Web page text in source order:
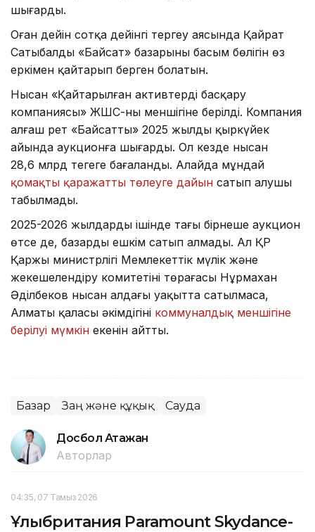
шығарды.
Оған дейін сотқа дейінгі тергеу аясында Қайрат
Сатыбалды «Байсат» базарының басым бөлігін өз
еркімен қайтарып берген болатын.
Нысан «Қайтарылған активтерді басқару
компаниясы» ЖШС-ның меншігіне берілді. Компания
алғаш рет «Байсатты» 2025 жылдың қыркүйек
айында аукционға шығарды. Ол кезде нысан
28,6 млрд теңгеге бағаланды. Алайда мұндай
қомақты қаражатты төлеуге дайын сатып алушы
табылмады.
2025-2026 жылдардың ішінде тағы бірнеше аукцион
өтсе де, базарды ешкім сатып алмады. Ал ҚР
Қаржы министрлігі Мемлекеттік мүлік және
жекешелендіру комитетінің төрағасы Нұрмахан
Әділбеков нысан алдағы уақытта сатылмаса,
Алматы қаласы әкімдігінің коммуналдық меншігіне
берілуі мүмкін екенін айтты.
Базар Заң және құқық Сауда
Досбол Атажан
Авторлар
04:35, 07 Тамыз 2026
Ұлыбритания Paramount Skydance-